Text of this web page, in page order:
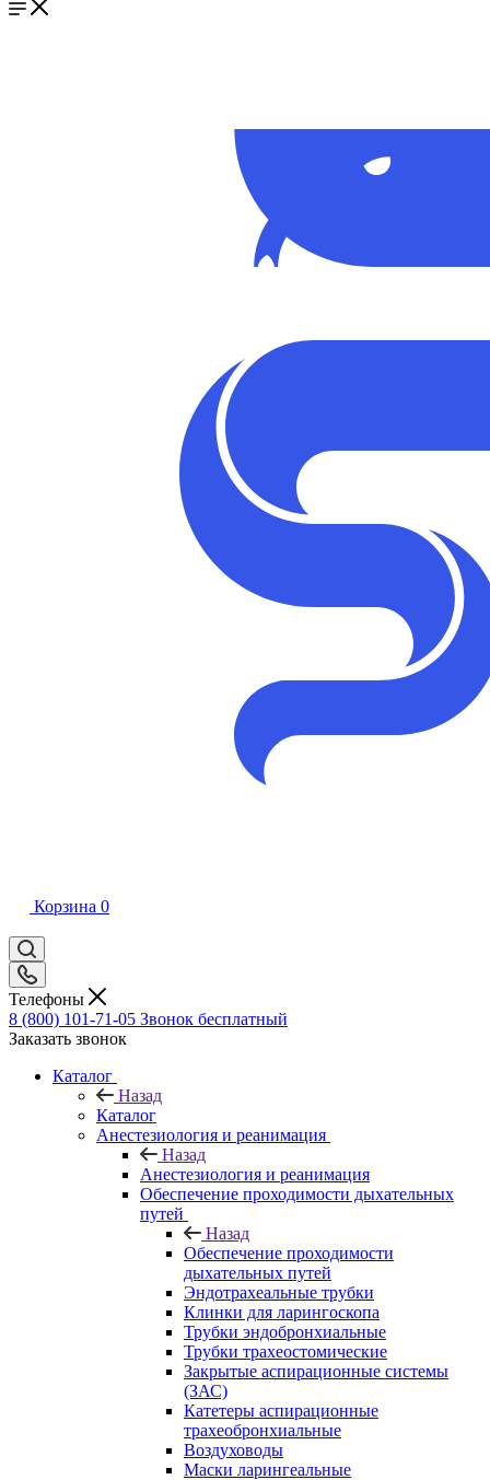
Корзина 0
Телефоны
8 (800) 101-71-05 Звонок бесплатный
Заказать звонок
Каталог
Назад
Каталог
Анестезиология и реанимация
Назад
Анестезиология и реанимация
Обеспечение проходимости дыхательных
путей
Назад
Обеспечение проходимости
дыхательных путей
Эндотрахеальные трубки
Клинки для ларингоскопа
Трубки эндобронхиальные
Трубки трахеостомические
Закрытые аспирационные системы
(ЗАС)
Катетеры аспирационные
трахеобронхиальные
Воздуховоды
Маски ларингеальные